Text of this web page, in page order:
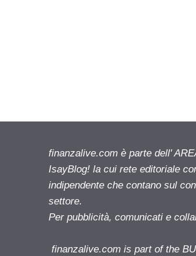
finanzalive.com è parte dell'
IsayBlog! la cui rete editoriale
indipendente che contano sul
settore.
Per pubblicità, comunicati e
finanzalive.com is part of the